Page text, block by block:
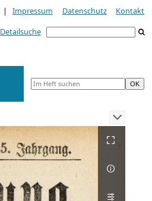
| Impressum Datenschutz
Kontakt
Detailsuche